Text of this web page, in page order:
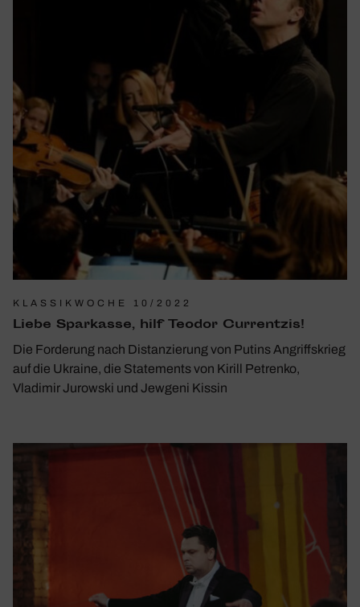
KLASSIKWOCHE 10/2022
Liebe Spar­kasse, hilf Teodor Curr­entzis!
Die Forderung nach Distanzierung von Putins Angriffskrieg
auf die Ukraine, die Statements von Kirill Petrenko,
Vladimir Jurowski und Jewgeni Kissin